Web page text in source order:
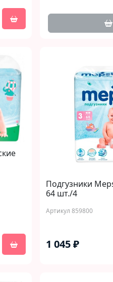
Подгузники
64 шт./4
Артикул 859800
1 045 ₽